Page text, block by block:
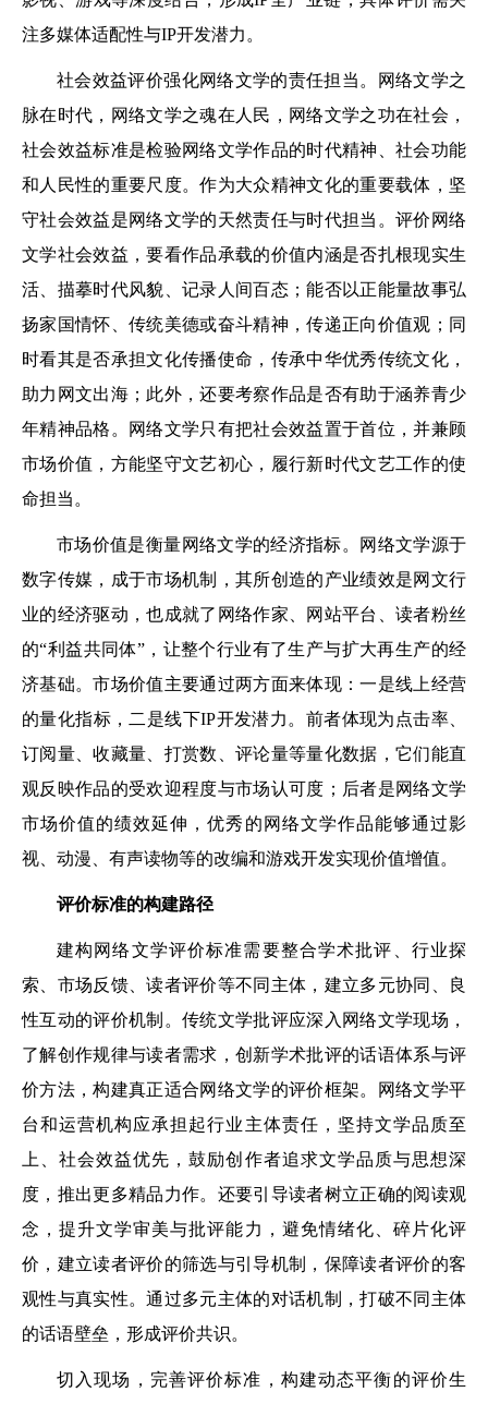
注多媒体适配性与IP开发潜力。
社会效益评价强化网络文学的责任担当。网络文学之
脉在时代，网络文学之魂在人民，网络文学之功在社会，
社会效益标准是检验网络文学作品的时代精神、社会功能
和人民性的重要尺度。作为大众精神文化的重要载体，坚
守社会效益是网络文学的天然责任与时代担当。评价网络
文学社会效益，要看作品承载的价值内涵是否扎根现实生
活、描摹时代风貌、记录人间百态；能否以正能量故事弘
扬家国情怀、传统美德或奋斗精神，传递正向价值观；同
时看其是否承担文化传播使命，传承中华优秀传统文化，
助力网文出海；此外，还要考察作品是否有助于涵养青少
年精神品格。网络文学只有把社会效益置于首位，并兼顾
市场价值，方能坚守文艺初心，履行新时代文艺工作的使
命担当。
市场价值是衡量网络文学的经济指标。网络文学源于
数字传媒，成于市场机制，其所创造的产业绩效是网文行
业的经济驱动，也成就了网络作家、网站平台、读者粉丝
的“利益共同体”，让整个行业有了生产与扩大再生产的经
济基础。市场价值主要通过两方面来体现：一是线上经营
的量化指标，二是线下IP开发潜力。前者体现为点击率、
订阅量、收藏量、打赏数、评论量等量化数据，它们能直
观反映作品的受欢迎程度与市场认可度；后者是网络文学
市场价值的绩效延伸，优秀的网络文学作品能够通过影
视、动漫、有声读物等的改编和游戏开发实现价值增值。
评价标准的构建路径
建构网络文学评价标准需要整合学术批评、行业探
索、市场反馈、读者评价等不同主体，建立多元协同、良
性互动的评价机制。传统文学批评应深入网络文学现场，
了解创作规律与读者需求，创新学术批评的话语体系与评
价方法，构建真正适合网络文学的评价框架。网络文学平
台和运营机构应承担起行业主体责任，坚持文学品质至
上、社会效益优先，鼓励创作者追求文学品质与思想深
度，推出更多精品力作。还要引导读者树立正确的阅读观
念，提升文学审美与批评能力，避免情绪化、碎片化评
价，建立读者评价的筛选与引导机制，保障读者评价的客
观性与真实性。通过多元主体的对话机制，打破不同主体
的话语壁垒，形成评价共识。
切入现场，完善评价标准，构建动态平衡的评价生